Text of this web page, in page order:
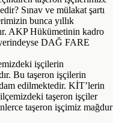
Sınav ve mülakat şartı
bunca yıllık
AKP Hükümetinin kadro
DAĞ FARE
işçilerin
Bu taşeron işçilerin
edilmektedir. KİT’lerin
ilçemizdeki taşeron işçiler
taşeron işçimiz mağdur